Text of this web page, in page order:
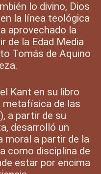
lo divino, Dios
la línea teológica
aprovechado la
de la Edad Media
Tomás de Aquino
Kant en su libro
metafísica de las
a partir de su
desarrolló un
moral a partir de la
como disciplina de
estar por encima